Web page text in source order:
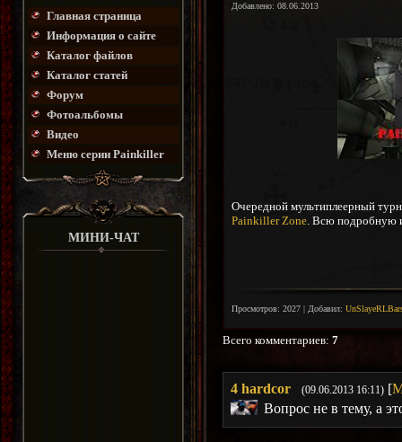
Главная страница
Информация о сайте
Каталог файлов
Каталог статей
Форум
Фотоальбомы
Видео
Меню серии Painkiller
МИНИ-ЧАТ
Добавлено: 08.06.2013
Очередной мультиплеерный
Painkiller Zone. Всю подробную
Просмотров: 2027 | Добавил:
Всего комментариев: 7
4 hardcor (09.06.2013 16:11) [
Вопрос не в тему, а